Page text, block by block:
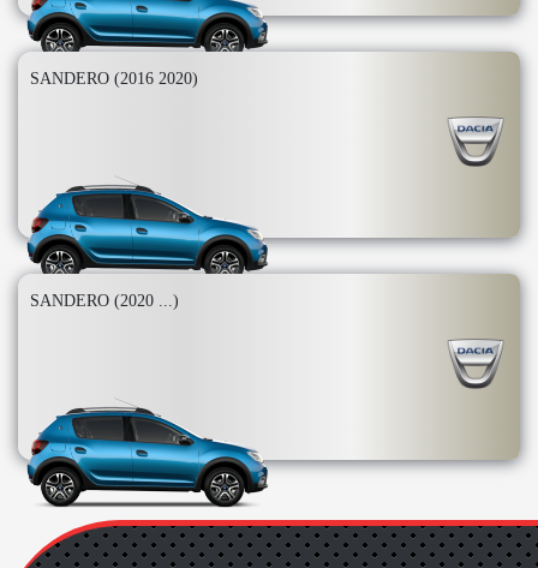
SANDERO (2016 2020)
SANDERO (2020 ...)